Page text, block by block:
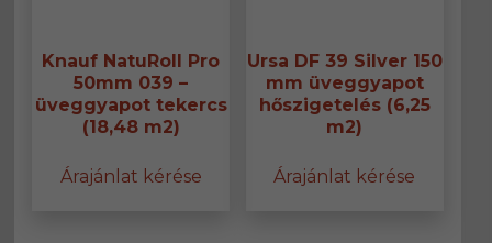
Knauf NatuRoll Pro
50mm 039 –
üveggyapot tekercs
(18,48 m2)
Árajánlat kérése
Ursa DF 39 Silver 150
mm üveggyapot
hőszigetelés (6,25
m2)
Árajánlat kérése